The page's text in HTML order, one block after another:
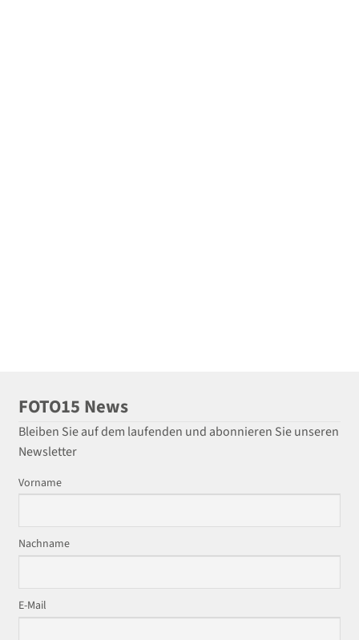
FOTO15 News
Bleiben Sie auf dem laufenden und abonnieren Sie unseren
Newsletter
Vorname
Nachname
E-Mail